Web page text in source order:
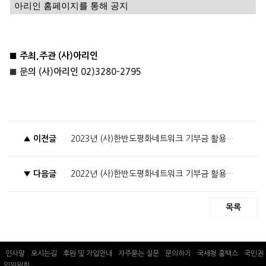
아리인 홈페이지를 통해 공지
■ 주최 주관 (사)아리인
■ 문의 (사)아리인 02)3280-2795
▲ 이전글 2023년 (사)한반도평화네트워크 기부금 활용실적
▼ 다음글 2022년 (사)한반도평화네트워크 기부금 활용실적
목록
인사말 오시는길 후원 및 가입안내 자주묻는 질문 문의하기 국세청 홈택스
국민권